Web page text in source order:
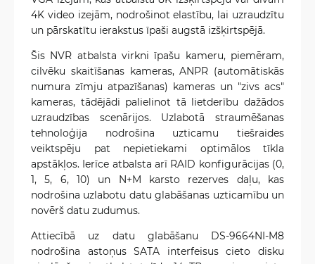
4K video izejām, nodrošinot elastību, lai uzraudzītu
un pārskatītu ierakstus īpaši augstā izšķirtspējā.
Šis NVR atbalsta virkni īpašu kameru, piemēram,
cilvēku skaitīšanas kameras, ANPR (automātiskās
numura zīmju atpazīšanas) kameras un "zivs acs"
kameras, tādējādi palielinot tā lietderību dažādos
uzraudzības scenārijos. Uzlabotā straumēšanas
tehnoloģija nodrošina uzticamu tiešraides
veiktspēju pat nepietiekami optimālos tīkla
apstākļos. Ierīce atbalsta arī RAID konfigurācijas (0,
1, 5, 6, 10) un N+M karsto rezerves daļu, kas
nodrošina uzlabotu datu glabāšanas uzticamību un
novērš datu zudumus.
Attiecībā uz datu glabāšanu DS-9664NI-M8
nodrošina astoņus SATA interfeisus cieto disku